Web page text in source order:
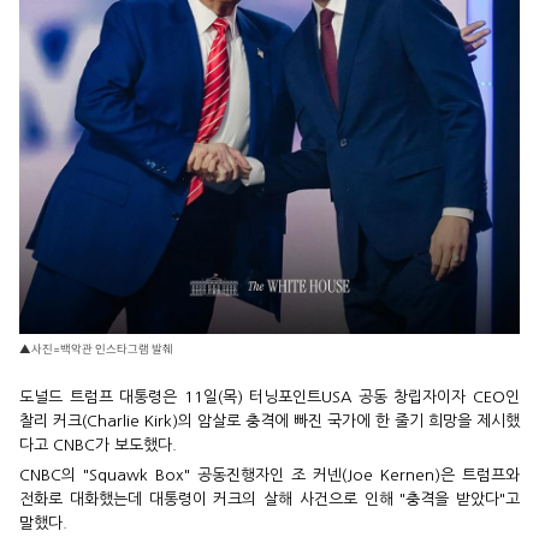
▲사진=백악관 인스타그램 발췌
도널드 트럼프 대통령은 11일(목) 터닝포인트USA 공동 창립자이자 CEO인
찰리 커크(Charlie Kirk)의 암살로 충격에 빠진 국가에 한 줄기 희망을 제시했
다고 CNBC가 보도했다.
CNBC의 "Squawk Box" 공동진행자인 조 커넨(Joe Kernen)은 트럼프와
전화로 대화했는데 대통령이 커크의 살해 사건으로 인해 "충격을 받았다"고
말했다.